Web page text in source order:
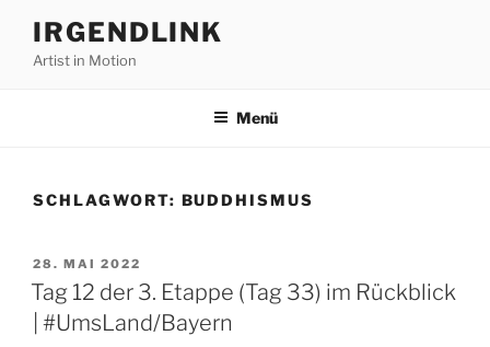
Inhalt
springen
IRGENDLINK
Artist in Motion
Menü
SCHLAGWORT: BUDDHISMUS
VERÖFFENTLICHT
AM
28. MAI 2022
Tag 12 der 3. Etappe (Tag 33) im Rückblick
| #UmsLand/Bayern